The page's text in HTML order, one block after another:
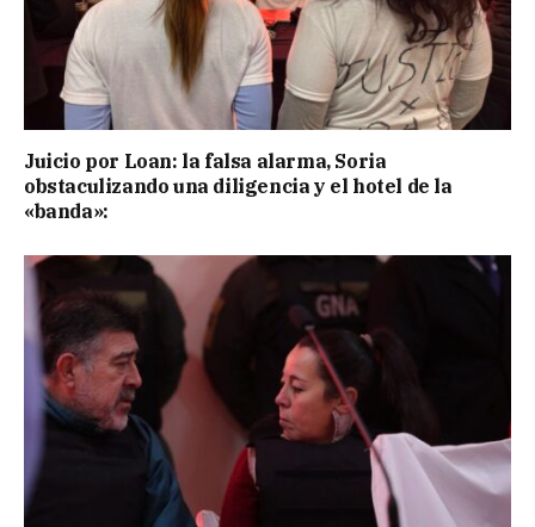
Juicio por Loan: la falsa alarma, Soria
obstaculizando una diligencia y el hotel de la
«banda»: